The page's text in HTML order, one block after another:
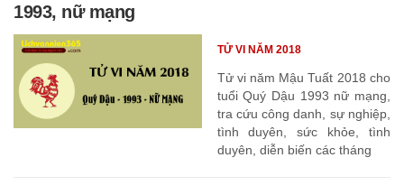
1993, nữ mạng
Tử vi năm Mậu Tuất 2018 cho
tuổi Quý Dậu 1993 nữ mạng,
tra cứu công danh, sự nghiệp,
tình duyên, sức khỏe, tình
duyên, diễn biến các tháng
TỬ VI NĂM 2018